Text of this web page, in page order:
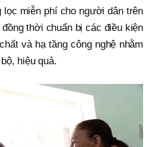
lọc miễn phí cho người dân trên
thời chuẩn bị các điều kiện
và hạ tầng công nghệ nhằm
hiệu quả.